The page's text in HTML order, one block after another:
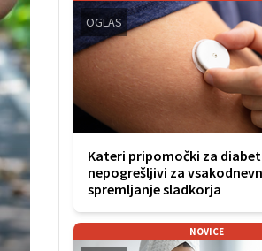
OGLAS
Kateri pripomočki za
nepogrešljivi za
spremljanje sladkorja
NOVICE